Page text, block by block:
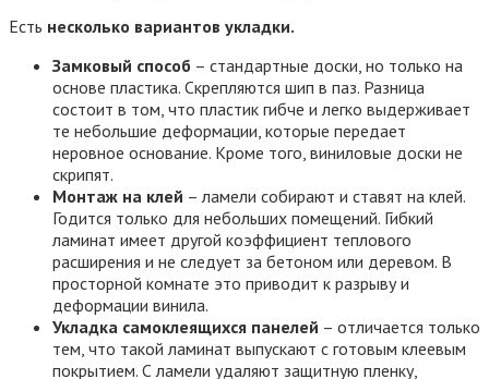
Есть несколько вариантов укладки.
Замковый способ – стандартные доски, но только на
основе пластика. Скрепляются шип в паз. Разница
состоит в том, что пластик гибче и легко выдерживает
те небольшие деформации, которые передает
неровное основание. Кроме того, виниловые доски не
скрипят.
Монтаж на клей – ламели собирают и ставят на клей.
Годится только для небольших помещений. Гибкий
ламинат имеет другой коэффициент теплового
расширения и не следует за бетоном или деревом. В
просторной комнате это приводит к разрыву и
деформации винила.
Укладка самоклеящихся панелей – отличается только
тем, что такой ламинат выпускают с готовым клеевым
покрытием. С ламели удаляют защитную пленку,